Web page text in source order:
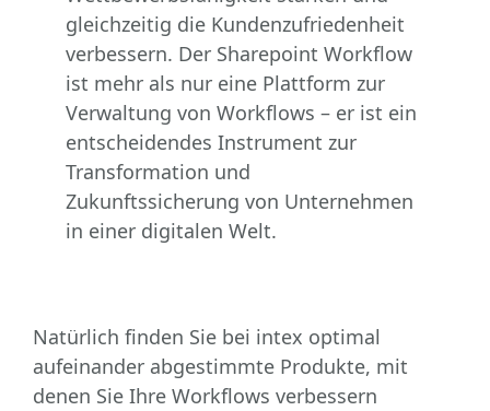
gleichzeitig die Kundenzufriedenheit
verbessern. Der Sharepoint Workflow
ist mehr als nur eine Plattform zur
Verwaltung von Workflows – er ist ein
entscheidendes Instrument zur
Transformation und
Zukunftssicherung von Unternehmen
in einer digitalen Welt.
Natürlich finden Sie bei intex optimal
aufeinander abgestimmte Produkte, mit
denen Sie Ihre Workflows verbessern